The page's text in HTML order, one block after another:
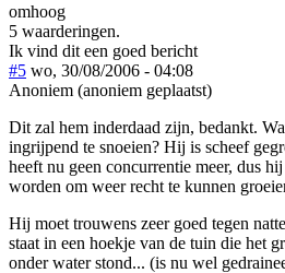
omhoog
5 waarderingen.
Ik vind dit een goed bericht
#5 wo, 30/08/2006 - 04:08
Anoniem (anoniem geplaatst)
Dit zal hem inderdaad zijn, bedankt.
ingrijpend te snoeien? Hij is scheef
heeft nu geen concurrentie meer, dus
worden om weer recht te kunnen
Hij moet trouwens zeer goed tegen
staat in een hoekje van de tuin die het
onder water stond... (is nu wel